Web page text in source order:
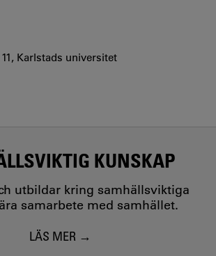
Karlstads universitet
KUNSKAP
utbildar kring samhällsviktiga
samarbete med samhället.
LÄS MER